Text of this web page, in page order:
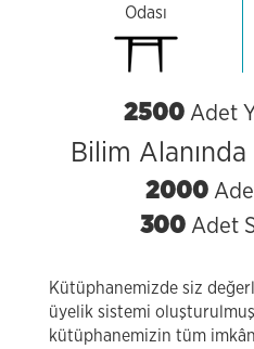
Odası
2500 Adet
Bilim Alanında
2000
300 Adet
Kütüphanemizde siz
üyelik sistemi
kütüphanemizin tüm